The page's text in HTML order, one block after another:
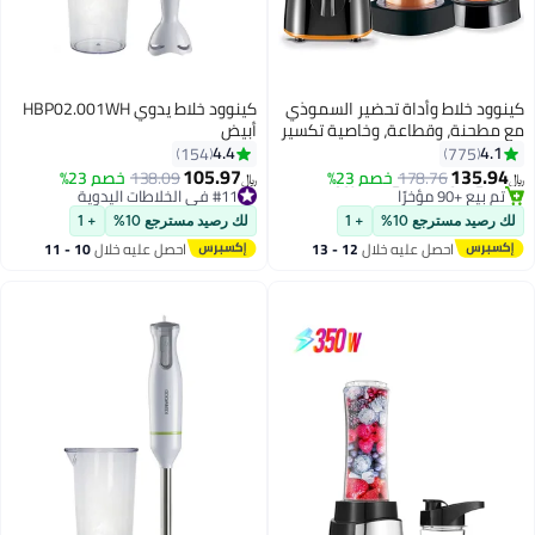
خلاط وأداة تحضير السموذي
وقطاعة، وخاصية تكسير
الثلج 2 L 500 W BLP15.360BK
775
178.76خصم 23%
#12 في الخلاطات التي توضع على الموائد
في المخزون
+90 مؤخرًا
مسترجع 10% + 1
احصل عليه خلال 12 - 13
كينوود خلاط يدوي HBP02.001WH
أبيض
4.4
154
105.97
138.09خصم 23% #11 في الخلاطات اليدوية
تم بيع +40 مؤخرًا
#11 في الخلاطات اليدوية
لك رصيد مسترجع 10% + 1
احصل عليه خلال 10 - 11